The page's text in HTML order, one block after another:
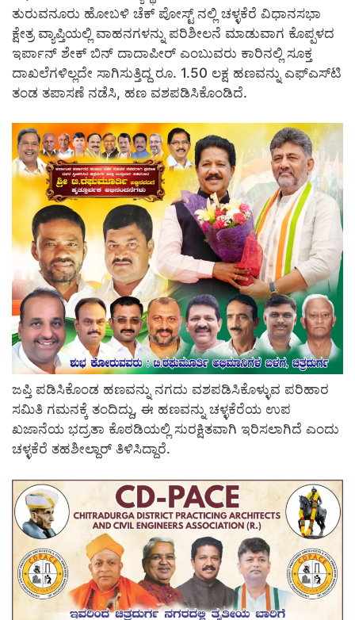
ತುರುವನೂರು ಹೋಬಳಿ ಚೆಕ್‌ ಪೋಸ್ಟ್ ನಲ್ಲಿ ಚಳ್ಳಕೆರೆ ವಿಧಾನಸಭಾ
ಕ್ಷೇತ್ರ ವ್ಯಾಪ್ತಿಯಲ್ಲಿ ವಾಹನಗಳನ್ನು ಪರಿಶೀಲನೆ ಮಾಡುವಾಗ ಕೊಪ್ಪಳದ
ಇರ್ಪಾನ್ ಶೇಕ್ ಬಿನ್ ದಾದಾಪೀರ್ ಎಂಬುವರು ಕಾರಿನಲ್ಲಿ ಸೂಕ್ತ
ದಾಖಲೆಗಳಿಲ್ಲದೇ ಸಾಗಿಸುತ್ತಿದ್ದ ರೂ. 1.50 ಲಕ್ಷ ಹಣವನ್ನು ಎಫ್‍ಎಸ್‍ಟಿ
ತಂಡ ತಪಾಸಣೆ ನಡೆಸಿ, ಹಣ ವಶಪಡಿಸಿಕೊಂಡಿದೆ.
ಜಪ್ತಿ ಪಡಿಸಿಕೊಂಡ ಹಣವನ್ನು ನಗದು ವಶಪಡಿಸಿಕೊಳ್ಳುವ ಪರಿಹಾರ
ಸಮಿತಿ ಗಮನಕ್ಕೆ ತಂದಿದ್ದು, ಈ ಹಣವನ್ನು ಚಳ್ಳಕೆರೆಯ ಉಪ
ಖಜಾನೆಯ ಭದ್ರತಾ ಕೊಠಡಿಯಲ್ಲಿ ಸುರಕ್ಷಿತವಾಗಿ ಇರಿಸಲಾಗಿದೆ ಎಂದು
ಚಳ್ಳಕೆರೆ ತಹಶೀಲ್ದಾರ್ ತಿಳಿಸಿದ್ದಾರೆ.